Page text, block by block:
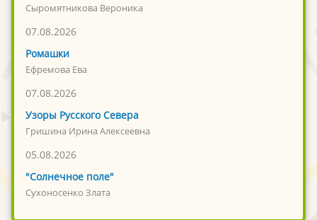
Сыромятникова Вероника
07.08.2026
Ромашки
Ефремова Ева
07.08.2026
Узоры Русского Севера
Гришина Ирина Алексеевна
05.08.2026
"Солнечное поле"
Сухоносенко Злата